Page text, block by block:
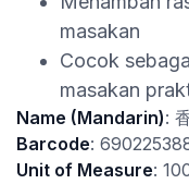
masakan
Cocok
masakan
Name (Mandarin):
Barcode:
Unit of Measure: